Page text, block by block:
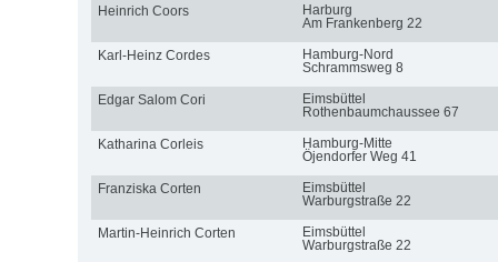
Heinrich Coors
Harburg
Am Frankenberg 22
Karl-Heinz Cordes
Hamburg-Nord
Schrammsweg 8
Edgar Salom Cori
Eimsbüttel
Rothenbaumchaussee 67
Katharina Corleis
Hamburg-Mitte
Öjendorfer Weg 41
Franziska Corten
Eimsbüttel
Warburgstraße 22
Martin-Heinrich Corten
Eimsbüttel
Warburgstraße 22